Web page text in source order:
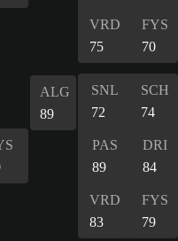
VRD
75
FYS
70
ALG
89
SNL
72
SCH
74
PAS
89
DRI
84
VRD
83
FYS
79